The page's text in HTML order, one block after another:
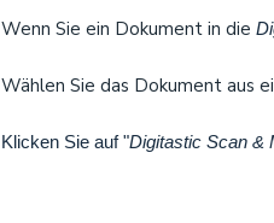
Wenn Sie ein Dokument in die
Wählen Sie das Dokument aus
Klicken Sie auf "Digitastic Scan &